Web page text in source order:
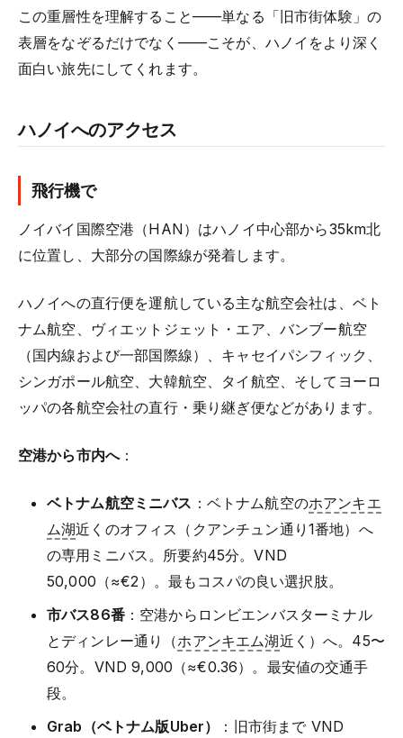
この重層性を理解すること——単なる「旧市街体験」の
表層をなぞるだけでなく——こそが、ハノイをより深く
面白い旅先にしてくれます。
ハノイへのアクセス
飛行機で
ノイバイ国際空港（HAN）はハノイ中心部から35km北
に位置し、大部分の国際線が発着します。
ハノイへの直行便を運航している主な航空会社は、ベト
ナム航空、ヴィエットジェット・エア、バンブー航空
（国内線および一部国際線）、キャセイパシフィック、
シンガポール航空、大韓航空、タイ航空、そしてヨーロ
ッパの各航空会社の直行・乗り継ぎ便などがあります。
空港から市内へ：
ベトナム航空ミニバス ：ベトナム航空のホアンキエ
ム湖近くのオフィス（クアンチュン通り1番地）へ
の専用ミニバス。所要約45分。VND
50,000（≈€2）。最もコスパの良い選択肢。
市バス86番：空港からロンビエンバスターミナル
とディンレー通り（ホアンキエム湖近く）へ。45〜
60分。VND 9,000（≈€0.36）。最安値の交通手
段。
Grab（ベトナム版Uber）
：旧市街まで VND